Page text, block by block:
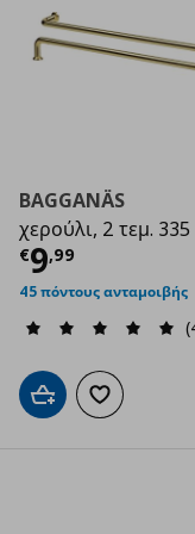
BAGGANÄS
χερούλι, 2 τεμ.
€9,99
Τρέχουσα
45 πόντους ανταμοιβής
Προσθήκη στο καλάθι
Προσθήκη